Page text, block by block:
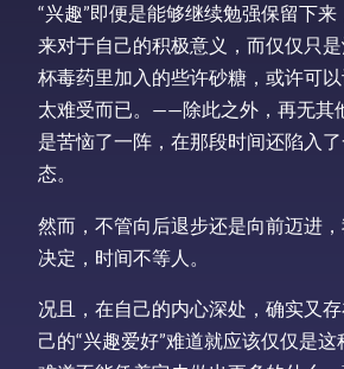
“兴趣”即便是能够继续勉强保留下
来对于自己的积极意义，而仅仅只
杯毒药里加入的些许砂糖，或许可
太难受而已。——除此之外，再无其
是苦恼了一阵，在那段时间还陷入
态。
然而，不管向后退步还是向前迈进
决定，时间不等人。
况且，在自己的内心深处，确实又
己的“兴趣爱好”难道就应该仅仅是这